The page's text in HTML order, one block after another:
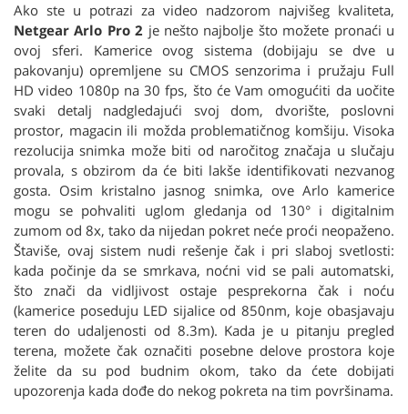
Ako ste u potrazi za video nadzorom najvišeg kvaliteta,
Netgear Arlo Pro 2 je nešto najbolje što možete pronaći u
ovoj sferi. Kamerice ovog sistema (dobijaju se dve u
pakovanju) opremljene su CMOS senzorima i pružaju Full
HD video 1080p na 30 fps, što će Vam omogućiti da uočite
svaki detalj nadgledajući svoj dom, dvorište, poslovni
prostor, magacin ili možda problematičnog komšiju. Visoka
rezolucija snimka može biti od naročitog značaja u slučaju
provala, s obzirom da će biti lakše identifikovati nezvanog
gosta. Osim kristalno jasnog snimka, ove Arlo kamerice
mogu se pohvaliti uglom gledanja od 130° i digitalnim
zumom od 8x, tako da nijedan pokret neće proći neopaženo.
Štaviše, ovaj sistem nudi rešenje čak i pri slaboj svetlosti:
kada počinje da se smrkava, noćni vid se pali automatski,
što znači da vidljivost ostaje pesprekorna čak i noću
(kamerice poseduju LED sijalice od 850nm, koje obasjavaju
teren do udaljenosti od 8.3m). Kada je u pitanju pregled
terena, možete čak označiti posebne delove prostora koje
želite da su pod budnim okom, tako da ćete dobijati
upozorenja kada dođe do nekog pokreta na tim površinama.